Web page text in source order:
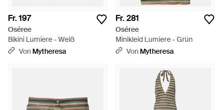
Fr. 197
Oséree
Bikini Lumiere - Weiß
Von Mytheresa
Fr. 281
Oséree
Minikleid Lumiere - Grün
Von Mytheresa